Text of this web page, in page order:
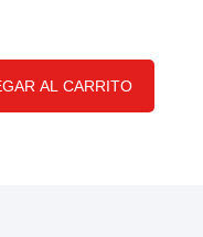
AL CARRITO